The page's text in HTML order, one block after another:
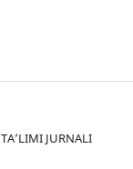
JURNALI